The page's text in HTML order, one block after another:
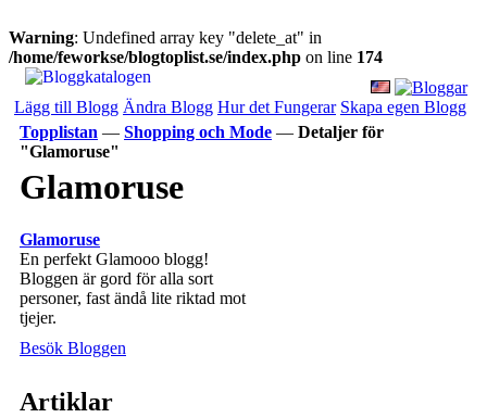
Warning: Undefined array key "delete_at" in
/home/feworkse/blogtoplist.se/index.php on line 174
Lägg till Blogg Ändra Blogg Hur det Fungerar Skapa egen Blogg
Topplistan — Shopping och Mode — Detaljer för
"Glamoruse"
Glamoruse
Glamoruse
En perfekt Glamooo blogg!
Bloggen är gord för alla sort
personer, fast ändå lite riktad mot
tjejer.
Besök Bloggen
Artiklar